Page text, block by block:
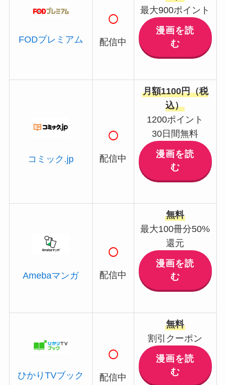
FODプレミアム
○
配信中
最大900ポイント
漫画を読
む
コミック.jp
○
配信中
月額1100円（税
込）
1200ポイント
30日間無料
漫画を読
む
Amebaマンガ
○
配信中
無料
最大100冊分50%
還元
漫画を読
む
ひかりTVブック
○
配信中
無料
割引クーポン
漫画を読
む